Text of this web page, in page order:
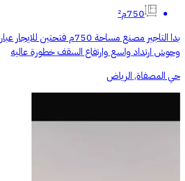
750م²
بدا التاجير مصنع مساحة 750م
وحوش ارتداد واسع وارتفاع السقف خطورة عاليه
حي المصفاة, الرياض